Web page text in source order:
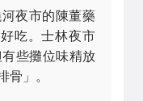
夜市的陳董藥
吃。士林夜市
些攤位味精放
骨」。